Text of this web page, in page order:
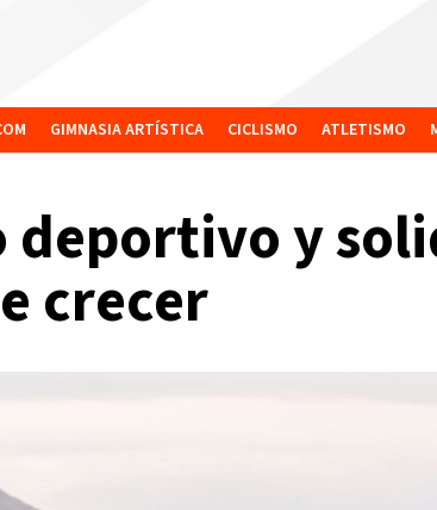
GIMNASIA ARTÍSTICA CICLISMO ATLETISMO
y
crecer